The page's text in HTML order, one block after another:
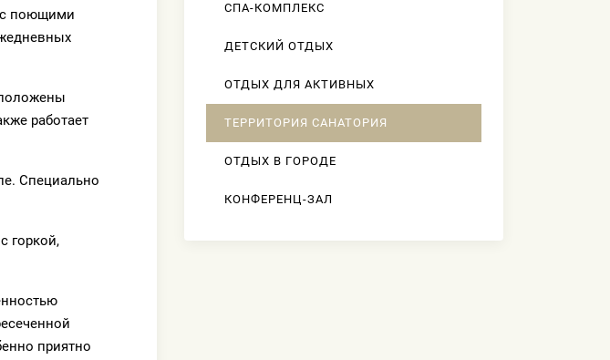
с поющими
работает
Специально
горкой,
приятно
СПА-КОМПЛЕКС
ДЕТСКИЙ ОТДЫХ
ОТДЫХ ДЛЯ АКТИВНЫХ
ТЕРРИТОРИЯ САНАТОРИЯ
ОТДЫХ В ГОРОДЕ
КОНФЕРЕНЦ-ЗАЛ